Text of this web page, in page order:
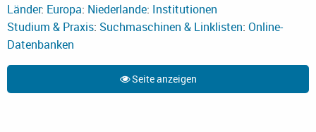
Länder: Europa: Niederlande: Institutionen
Studium & Praxis: Suchmaschinen & Linklisten: Online-
Datenbanken
Seite anzeigen